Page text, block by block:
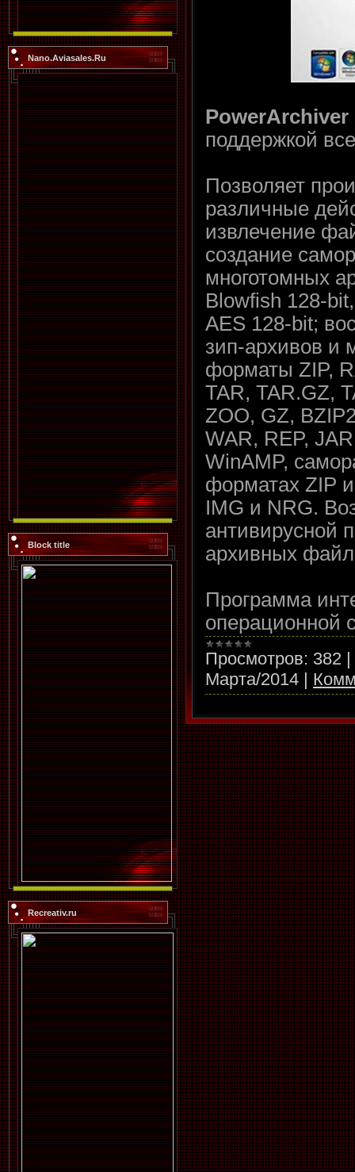
Nano.Aviasales.Ru
Block title
Recreativ.ru
PowerArchiver
поддержкой
Позволяет
различные
извлечение
создание
многотомных
Blowfish 128-
AES 128-bit;
зип-архивов и
форматы ZIP,
TAR, TAR.GZ,
ZOO, GZ,
WAR, REP,
WinAMP,
форматах ZIP
IMG и NRG.
антивирусной
архивных
Программа
операционной
Просмотров: 382 |
Марта/2014 |